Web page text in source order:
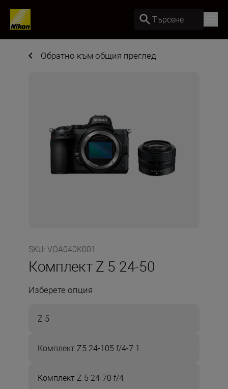
Търсене
Обратно към общия преглед
SKU: VOA040K001
Комплект Z 5 24-50
Изберете опция
Z 5
Комплект Z5 24-105 f/4-7.1
Комплект Z 5 24-70 f/4